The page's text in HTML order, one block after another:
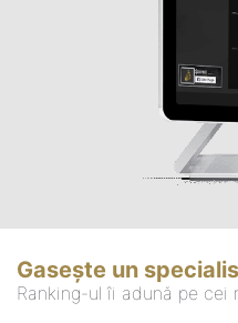
Gasește un
Ranking-ul îi adună pe